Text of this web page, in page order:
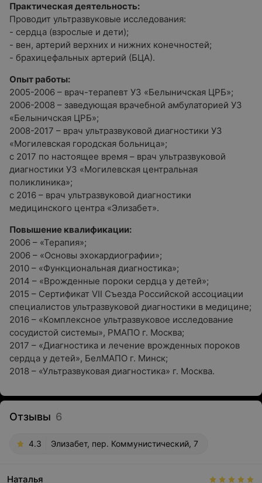
Практическая деятельность:
Проводит ультразвуковые исследования:
- сердца (взрослые и дети);
- вен, артерий верхних и нижних конечностей;
- брахицефальных артерий (БЦА).
Опыт работы:
2005-2006 – врач-терапевт УЗ «Белыничская ЦРБ»;
2006-2008 – заведующая врачебной амбулаторией УЗ
«Белыничская ЦРБ»;
2008-2017 – врач ультразвуковой диагностики УЗ
«Могилевская городская больница»;
с 2017 по настоящее время – врач ультразвуковой
диагностики УЗ «Могилевская центральная
поликлиника»;
с 2016 – врач ультразвуковой диагностики
медицинского центра «Элизабет».
Повышение квалификации:
2006 – «Терапия»;
2006 – «Основы эхокардиографии»;
2010 – «Функциональная диагностика»;
2014 – «Врожденные пороки сердца у детей»;
2015 – Сертификат VII Съезда Российской ассоциации
специалистов ультразвуковой диагностики в медицине;
2016 – «Комплексное ультразвуковое исследование
сосудистой системы», РМАПО г. Москва;
2017 – «Диагностика и лечение врожденных пороков
сердца у детей», БелМАПО г. Минск;
2018 – «Ультразвуковая диагностика» г. Москва.
Отзывы 6
4.3 Элизабет, пер. Коммунистический, 7
Наталья